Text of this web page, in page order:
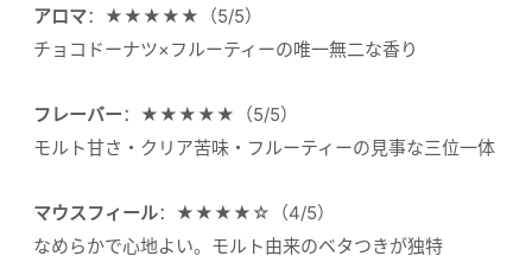
アロマ：★★★★★（5/5）
チョコドーナツ×フルーティーの唯一無二な香り
フレーバー：★★★★★（5/5）
モルト甘さ・クリア苦味・フルーティーの見事な三位一体
マウスフィール：★★★★☆（4/5）
なめらかで心地よい。モルト由来のベタつきが独特